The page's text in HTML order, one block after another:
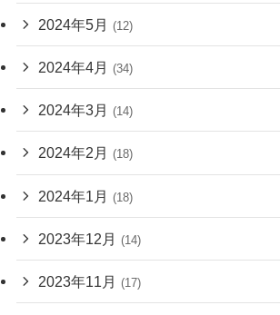
2024年5月 (12)
2024年4月 (34)
2024年3月 (14)
2024年2月 (18)
2024年1月 (18)
2023年12月 (14)
2023年11月 (17)